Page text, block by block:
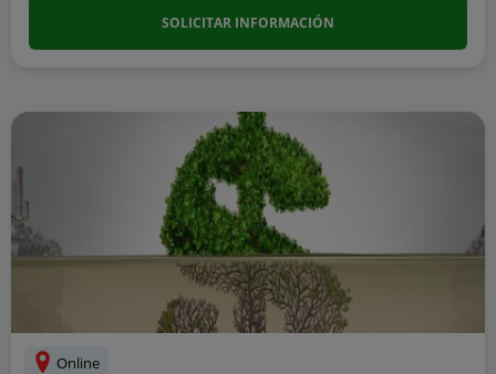
SOLICITAR INFORMACIÓN
Online